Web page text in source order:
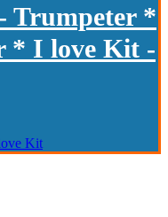
Trumpeter *
* I love Kit -
Kit